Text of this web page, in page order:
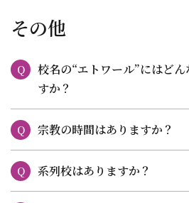
その他
Q
校名の“エトワール”にはど
すか？
Q 宗教の時間はありますか？
Q 系列校はありますか？